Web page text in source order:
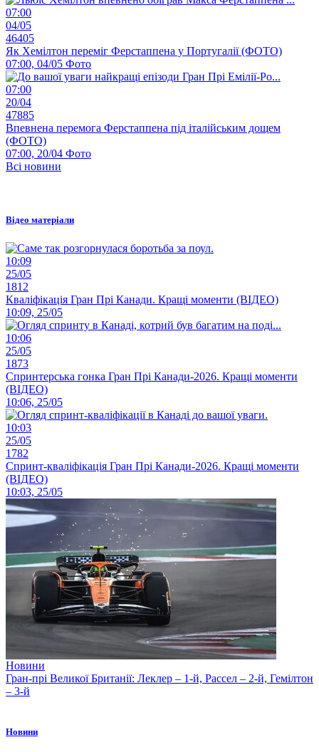
07:00
04/05
46405
Як Хемілтон переміг Ферстаппена у Португалії (ФОТО)
07:00, 04/05 Фото
07:00
20/04
47885
Впевнена перемога Ферстаппена під італійським дощем
(ФОТО)
07:00, 20/04 Фото
Всі новини
Відео матеріали
10:09
25/05
1812
Кваліфікація Гран Прі Канади. Кращі моменти (ВІДЕО)
10:09, 25/05
10:06
25/05
1873
Спринтерська гонка Гран Прі Канади-2026. Кращі моменти
(ВІДЕО)
10:06, 25/05
10:03
25/05
1782
Спринт-кваліфікація Гран Прі Канади-2026. Кращі моменти
(ВІДЕО)
10:03, 25/05
Новини
Гран-прі Великої Британії: Леклер – 1-й, Рассел – 2-й, Гемілтон
– 3-й
Новини